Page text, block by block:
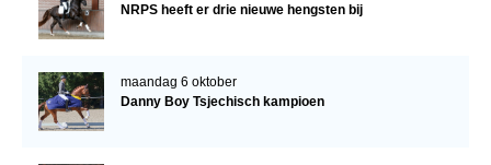
NRPS heeft er drie nieuwe hengsten bij
maandag 6 oktober
Danny Boy Tsjechisch kampioen